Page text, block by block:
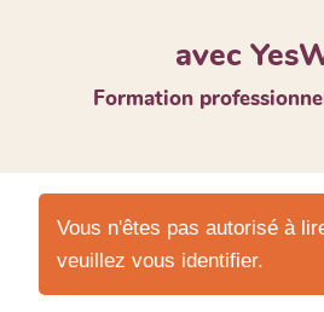
avec
Formation
Vous n'êtes pas autorisé à
veuillez vous identifier.